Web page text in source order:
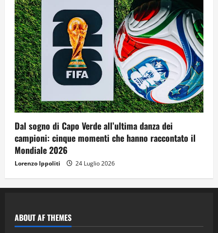
Dal sogno di Capo Verde all’ultima danza dei
campioni: cinque momenti che hanno raccontato il
Mondiale 2026
Lorenzo Ippoliti 24 Luglio 2026
ABOUT AF THEMES